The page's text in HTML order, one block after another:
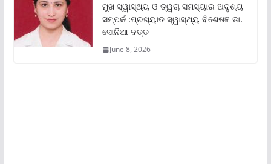
ମୁଖ ସ୍ୱାସ୍ଥ୍ୟ ଓ ତ୍ୱଚା ସମସ୍ୟାର ଅଦୃଶ୍ୟ
ସମ୍ପର୍କ :ପ୍ରଖ୍ୟାତ ସ୍ୱାସ୍ଥ୍ୟ ବିଶେଷଜ୍ଞ ଡା.
ସୋନିଆ ଦତ୍ତ
June 8, 2026